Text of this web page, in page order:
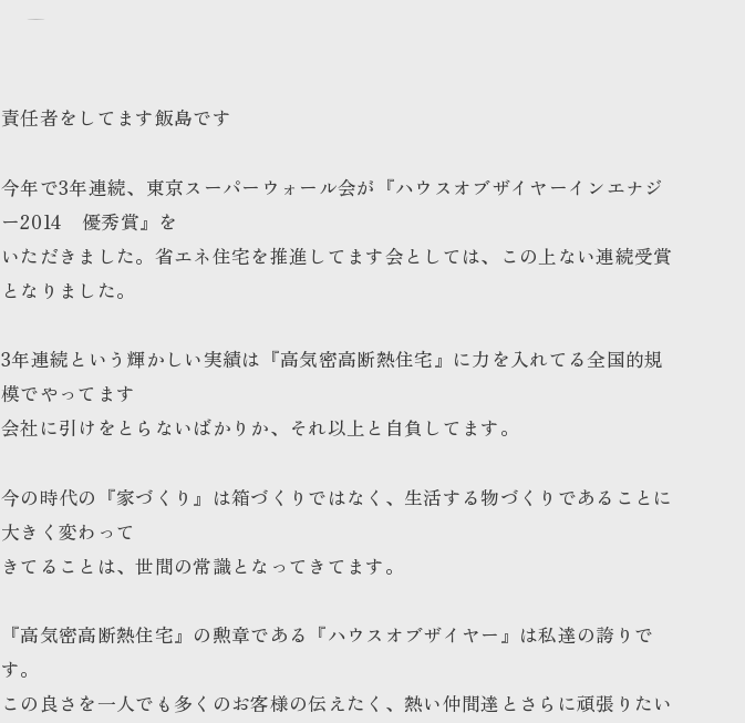
責任者をしてます飯島です
今年で3年連続、東京スーパーウォール会が『ハウスオブザイヤーインエナジ
ー2014 優秀賞』を
いただきました。省エネ住宅を推進してます会としては、この上ない連続受賞
となりました。
3年連続という輝かしい実績は『高気密高断熱住宅』に力を入れてる全国的規
模でやってます
会社に引けをとらないばかりか、それ以上と自負してます。
今の時代の『家づくり』は箱づくりではなく、生活する物づくりであることに
大きく変わって
きてることは、世間の常識となってきてます。
『高気密高断熱住宅』の勲章である『ハウスオブザイヤー』は私達の誇りで
す。
この良さを一人でも多くのお客様の伝えたく、熱い仲間達とさらに頑張りたい